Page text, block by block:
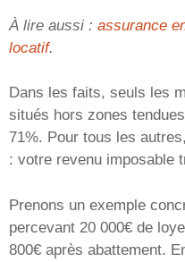
À lire aussi : assurance
locatif.
Dans les faits, seuls les
situés hors zones
71%. Pour tous les
: votre revenu imposable
Prenons un exemple
percevant 20 000€ de
800€ après abattement.